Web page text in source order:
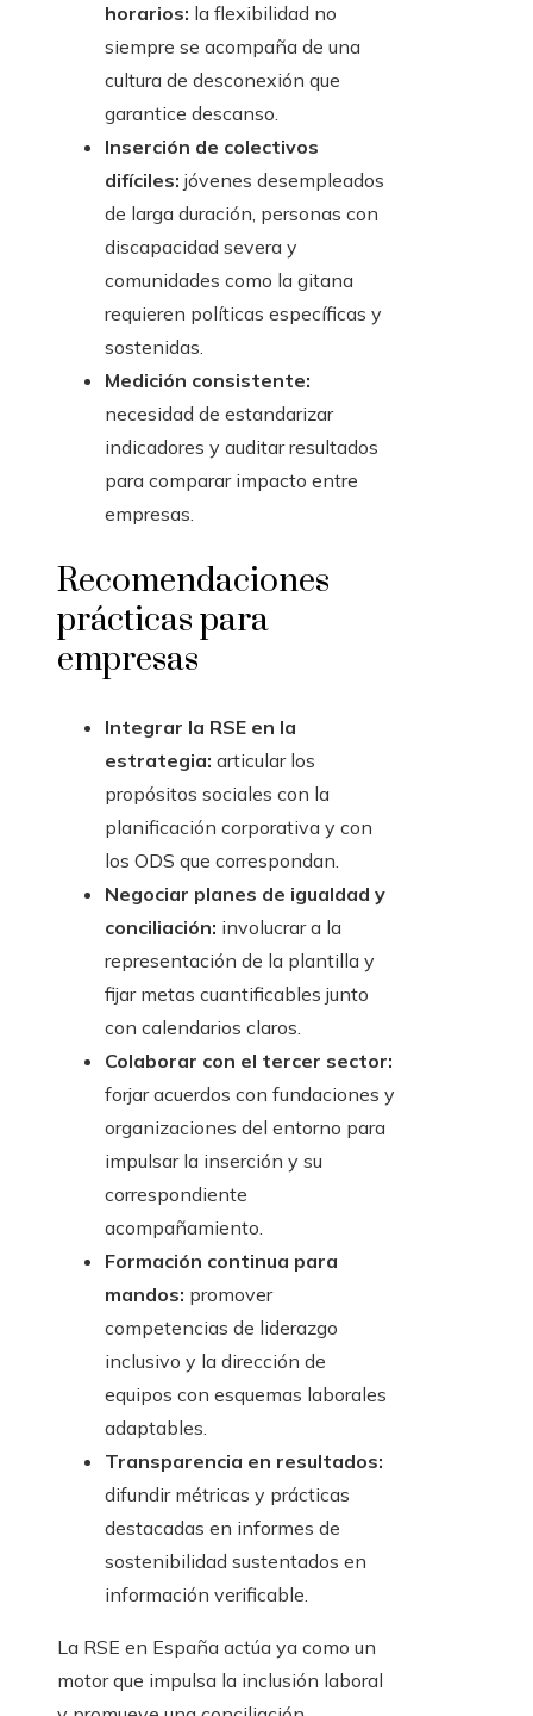
horarios: la flexibilidad no
siempre se acompaña de una
cultura de desconexión que
garantice descanso.
Inserción de colectivos
difíciles: jóvenes desempleados
de larga duración, personas con
discapacidad severa y
comunidades como la gitana
requieren políticas específicas y
sostenidas.
Medición consistente:
necesidad de estandarizar
indicadores y auditar resultados
para comparar impacto entre
empresas.
Recomendaciones
prácticas para
empresas
Integrar la RSE en la
estrategia: articular los
propósitos sociales con la
planificación corporativa y con
los ODS que correspondan.
Negociar planes de igualdad y
conciliación: involucrar a la
representación de la plantilla y
fijar metas cuantificables junto
con calendarios claros.
Colaborar con el tercer sector:
forjar acuerdos con fundaciones y
organizaciones del entorno para
impulsar la inserción y su
correspondiente
acompañamiento.
Formación continua para
mandos: promover
competencias de liderazgo
inclusivo y la dirección de
equipos con esquemas laborales
adaptables.
Transparencia en resultados:
difundir métricas y prácticas
destacadas en informes de
sostenibilidad sustentados en
información verificable.
La RSE en España actúa ya como un
motor que impulsa la inclusión laboral